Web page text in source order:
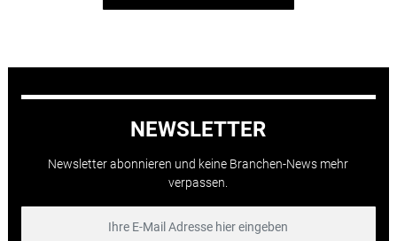
NEWSLETTER
Newsletter abonnieren und keine Branchen-News mehr
verpassen.